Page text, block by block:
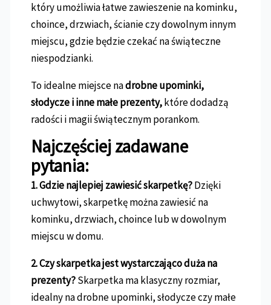
który umożliwia łatwe zawieszenie na kominku,
choince, drzwiach, ścianie czy dowolnym innym
miejscu, gdzie będzie czekać na świąteczne
niespodzianki.
To idealne miejsce nadrobne upominki,
słodycze i inne małe prezenty,które dodadzą
radości i magii świątecznym porankom.
Najczęściej zadawane
pytania:
1.Gdzie najlepiej zawiesić skarpetkę?Dzięki
uchwytowi, skarpetkę można zawiesić na
kominku, drzwiach, choince lub w dowolnym
miejscu w domu.
2. Czy skarpetka jest wystarczająco duża na
prezenty?Skarpetka ma klasyczny rozmiar,
idealny na drobne upominki, słodycze czy małe